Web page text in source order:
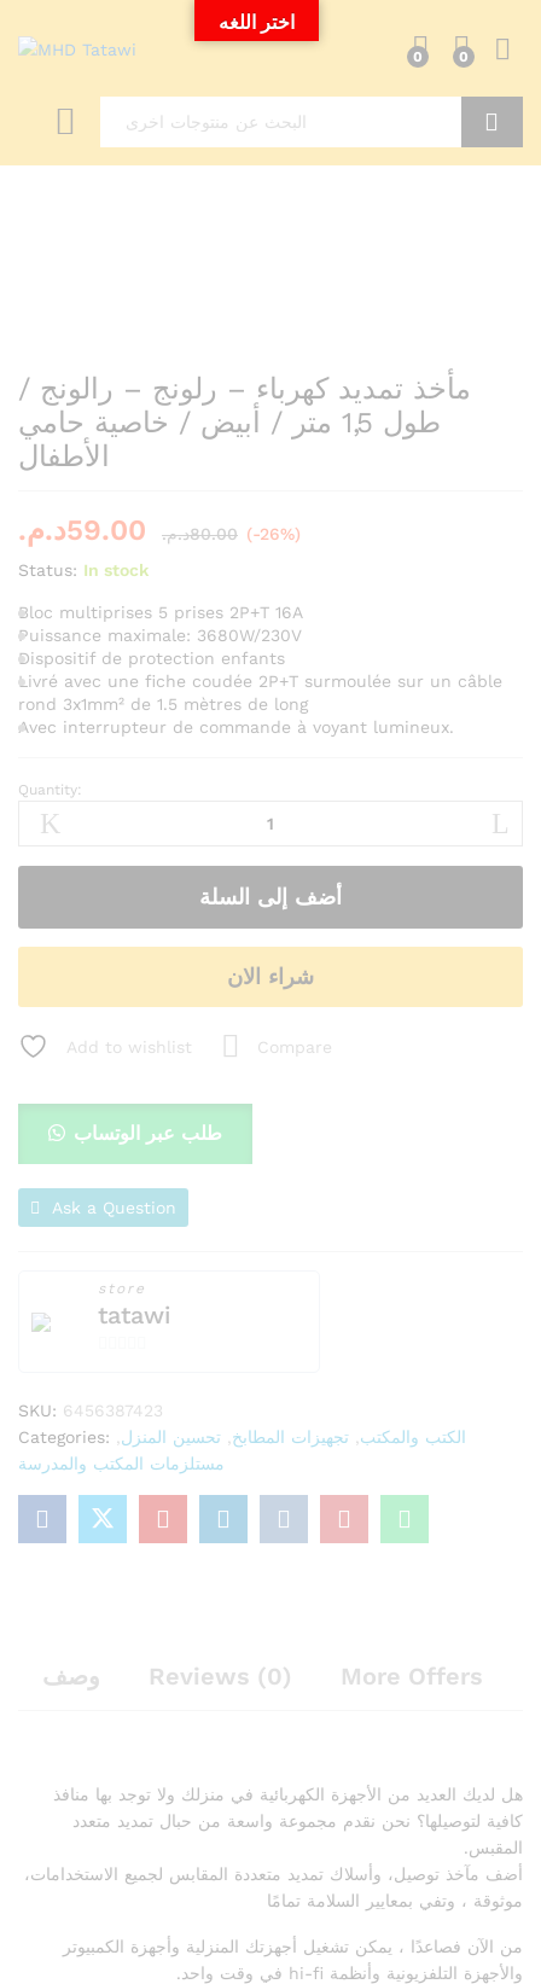
0 0
مأخذ تمديد كهرباء – رلونج – رالونج /
طول 1,5 متر / أبيض / خاصية حامي
الأطفال
59.00د.م. 80.00د.م.
(-26%)
Status: In stock
Bloc multiprises 5 prises 2P+T 16A
Puissance maximale: 3680W/230V
Dispositif de protection enfants
Livré avec une fiche coudée 2P+T surmoulée sur un câble
rond 3x1mm² de 1.5 mètres de long
Avec interrupteur de commande à voyant lumineux.
مأخذ
تمديد
-
-
رالونج
طول
1,5
متر
خاصية
حامي
الأطفال
Quantity:
أضف إلى السلة
شراء الان
Add to wishlist Compare
طلب عبر الوتساب
Ask a Question
store
tatawi
u
t
o
5
SKU: 6456387423
Categories:
الكتب والمكتب تجهيزات المطابخ تحسين المنزل
مستلزمات المكتب والمدرسة
وصف Reviews (0) More Offers
هل لديك العديد من الأجهزة الكهربائية في منزلك ولا توجد بها منافذ
كافية لتوصيلها؟ نحن نقدم مجموعة واسعة من حبال تمديد متعدد
المقبس.
أضف مآخذ توصيل، وأسلاك تمديد متعددة المقابس لجميع الاستخدامات،
موثوقة ، وتفي بمعايير السلامة تمامًا
من الآن فصاعدًا ، يمكن تشغيل أجهزتك المنزلية وأجهزة الكمبيوتر
والأجهزة التلفزيونية وأنظمة hi-fi في وقت واحد.
اختر اللغه